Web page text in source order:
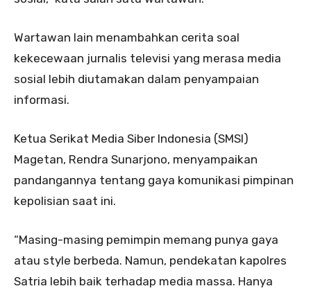
Wartawan lain menambahkan cerita soal
kekecewaan jurnalis televisi yang merasa media
sosial lebih diutamakan dalam penyampaian
informasi.
Ketua Serikat Media Siber Indonesia (SMSI)
Magetan, Rendra Sunarjono, menyampaikan
pandangannya tentang gaya komunikasi pimpinan
kepolisian saat ini.
“Masing-masing pemimpin memang punya gaya
atau style berbeda. Namun, pendekatan kapolres
Satria lebih baik terhadap media massa. Hanya